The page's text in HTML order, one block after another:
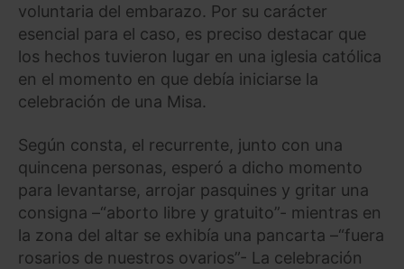
voluntaria del embarazo. Por su carácter
esencial para el caso, es preciso destacar que
los hechos tuvieron lugar en una iglesia católica
en el momento en que debía iniciarse la
celebración de una Misa.
Según consta, el recurrente, junto con una
quincena personas, esperó a dicho momento
para levantarse, arrojar pasquines y gritar una
consigna –“aborto libre y gratuito”- mientras en
la zona del altar se exhibía una pancarta –“fuera
rosarios de nuestros ovarios”- La celebración